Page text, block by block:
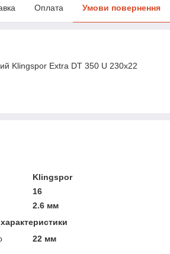
Оплата Умови повернення
Klingspor Extra DT 350 U 230х22
Klingspor
16
2.6 мм
22 мм